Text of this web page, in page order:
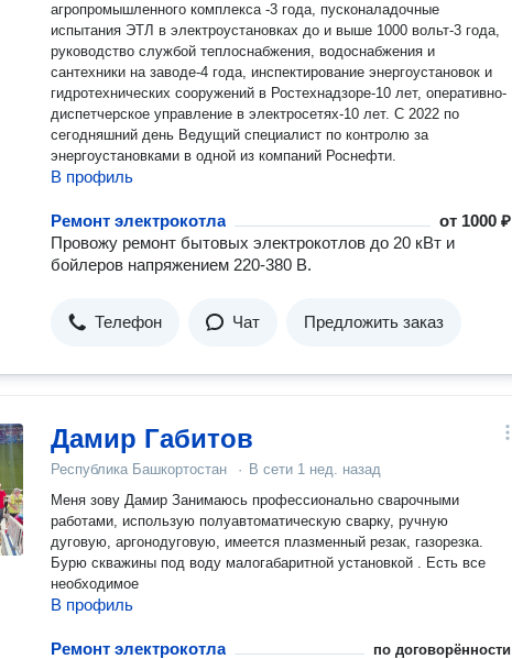
агропромышленного комплекса -3 года, пусконаладочные
испытания ЭТЛ в электроустановках до и выше 1000 вольт-3 года,
руководство службой теплоснабжения, водоснабжения и
сантехники на заводе-4 года, инспектирование энергоустановок и
гидротехнических сооружений в Ростехнадзоре-10 лет, оперативно-
диспетчерское управление в электросетях-10 лет. С 2022 по
сегодняшний день Ведущий специалист по контролю за
энергоустановками в одной из компаний Роснефти.
В профиль
Ремонт электрокотла от 1000 ₽
Провожу ремонт бытовых электрокотлов до 20 кВт и
бойлеров напряжением 220-380 В.
Телефон Чат Предложить заказ
Дамир Габитов
Республика Башкортостан · В сети 1 нед. назад
Меня зову Дамир Занимаюсь профессионально сварочными
работами, использую полуавтоматическую сварку, ручную
дуговую, аргонодуговую, имеется плазменный резак, газорезка.
Бурю скважины под воду малогабаритной установкой . Есть все
необходимое
В профиль
Ремонт электрокотла по договорённости